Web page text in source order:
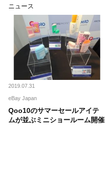
ニュース
2019.07.31
eBay Japan
Qoo10のサマーセールアイテ
ムが並ぶミニショールーム開催